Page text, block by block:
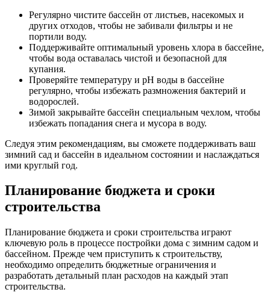
Регулярно чистите бассейн от листьев, насекомых и
других отходов, чтобы не забивали фильтры и не
портили воду.
Поддерживайте оптимальный уровень хлора в бассейне,
чтобы вода оставалась чистой и безопасной для
купания.
Проверяйте температуру и pH воды в бассейне
регулярно, чтобы избежать размножения бактерий и
водорослей.
Зимой закрывайте бассейн специальным чехлом, чтобы
избежать попадания снега и мусора в воду.
Следуя этим рекомендациям, вы сможете поддерживать ваш
зимний сад и бассейн в идеальном состоянии и наслаждаться
ими круглый год.
Планирование бюджета и сроки
строительства
Планирование бюджета и сроки строительства играют
ключевую роль в процессе постройки дома с зимним садом и
бассейном. Прежде чем приступить к строительству,
необходимо определить бюджетные ограничения и
разработать детальный план расходов на каждый этап
строительства.